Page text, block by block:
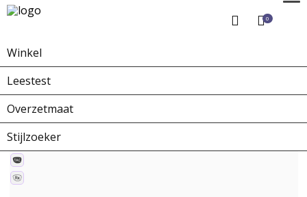
0
Winkel
Leestest
Overzetmaat
Stijlzoeker
Home Winkel